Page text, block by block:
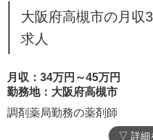
大阪府高槻市の月収
求人
月収：34万円～45万円
勤務地：大阪府高槻市
調剤薬局勤務の薬剤師
▽ 詳細